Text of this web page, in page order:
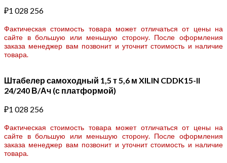
₽1 028 256
Фактическая стоимость товара может отличаться от цены на
сайте в большую или меньшую сторону. После оформления
заказа менеджер вам позвонит и уточнит стоимость и наличие
товара.
Штабелер самоходный 1,5 т 5,6 м XILIN CDDK15-II
24/240 В/Ач (с платформой)
₽1 028 256
Фактическая стоимость товара может отличаться от цены на
сайте в большую или меньшую сторону. После оформления
заказа менеджер вам позвонит и уточнит стоимость и наличие
товара.